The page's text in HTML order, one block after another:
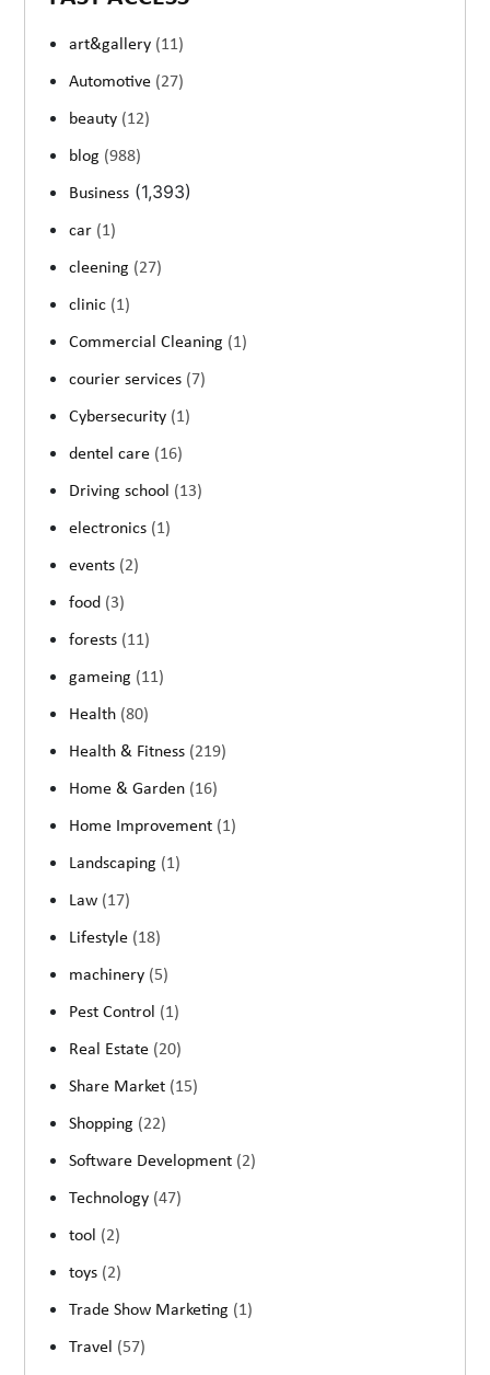
art&gallery (11)
Automotive (27)
beauty (12)
blog (988)
Business (1,393)
car (1)
cleening (27)
clinic (1)
Commercial Cleaning (1)
courier services (7)
Cybersecurity (1)
dentel care (16)
Driving school (13)
electronics (1)
events (2)
food (3)
forests (11)
gameing (11)
Health (80)
Health & Fitness (219)
Home & Garden (16)
Home Improvement (1)
Landscaping (1)
Law (17)
Lifestyle (18)
machinery (5)
Pest Control (1)
Real Estate (20)
Share Market (15)
Shopping (22)
Software Development (2)
Technology (47)
tool (2)
toys (2)
Trade Show Marketing (1)
Travel (57)